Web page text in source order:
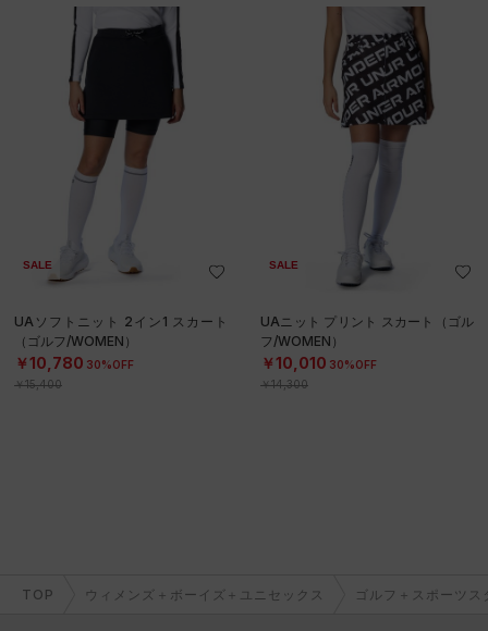
SALE
UAソフトニット 2イン1 スカート
（ゴルフ/WOMEN）
￥10,780 30%OFF
￥15,400
SALE
UAニット プリント スカート（ゴル
フ/WOMEN）
￥10,010 30%OFF
￥14,300
TOP ウィメンズ＋ボーイズ＋ユニセックス ゴルフ＋スポーツス